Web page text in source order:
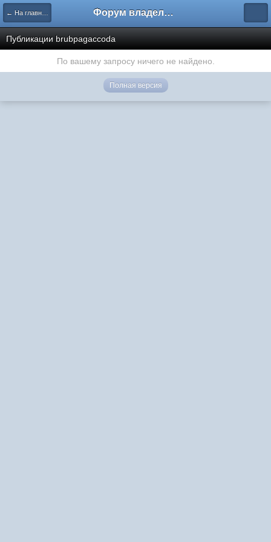
← На главную Форум владельцев интернет-магазинов
Публикации brubpagaccoda
По вашему запросу ничего не найдено.
Полная версия